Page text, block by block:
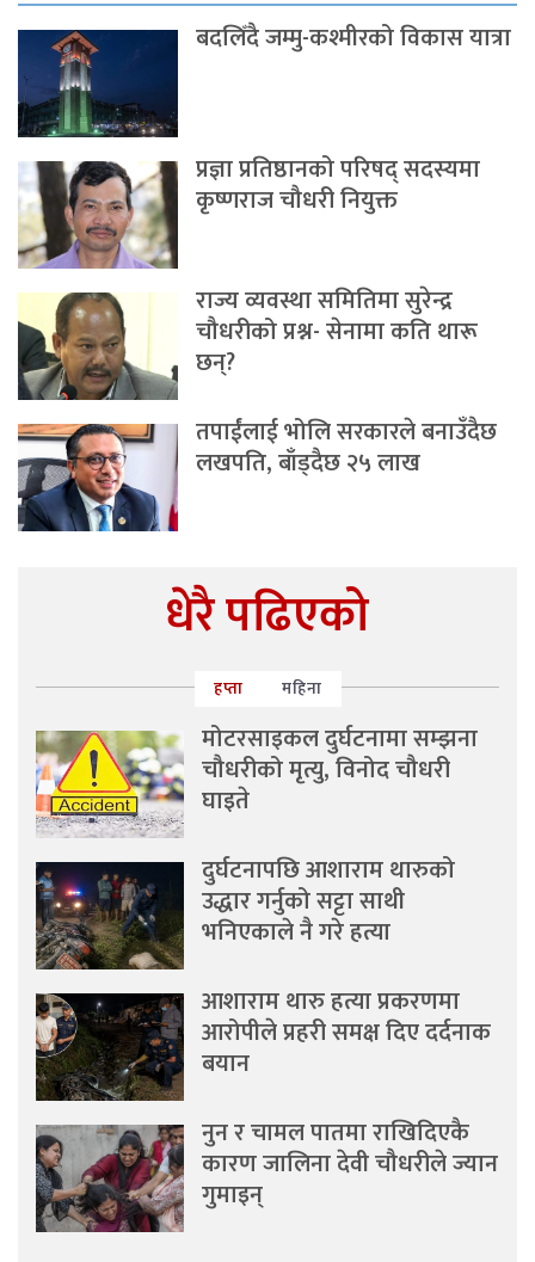
बदलिँदै जम्मु-कश्मीरको विकास यात्रा
प्रज्ञा प्रतिष्ठानको परिषद् सदस्यमा
कृष्णराज चौधरी नियुक्त
राज्य व्यवस्था समितिमा सुरेन्द्र
चौधरीको प्रश्न- सेनामा कति थारू
छन्?
तपाईंलाई भोलि सरकारले बनाउँदैछ
लखपति, बाँड्दैछ २५ लाख
धेरै पढिएको
हप्ता महिना
मोटरसाइकल दुर्घटनामा सम्झना
चौधरीको मृत्यु, विनोद चौधरी
घाइते
दुर्घटनापछि आशाराम थारुको
उद्धार गर्नुको सट्टा साथी
भनिएकाले नै गरे हत्या
आशाराम थारु हत्या प्रकरणमा
आरोपीले प्रहरी समक्ष दिए दर्दनाक
बयान
नुन र चामल पातमा राखिदिएकै
कारण जालिना देवी चौधरीले ज्यान
गुमाइन्